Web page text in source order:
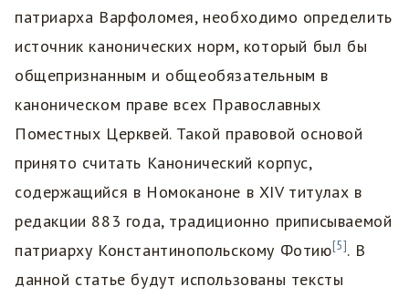
патриарха Варфоломея, необходимо определить
источник канонических норм, который был бы
общепризнанным и общеобязательным в
каноническом праве всех Православных
Поместных Церквей. Такой правовой основой
принято считать Канонический корпус,
содержащийся в Номоканоне в XIV титулах в
редакции 883 года, традиционно приписываемой
патриарху Константинопольскому Фотию[5]. В
данной статье будут использованы тексты